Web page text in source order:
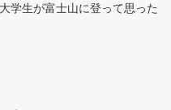
学生が富士山に登って思った